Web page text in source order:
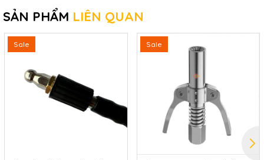
SẢN PHẨM LIÊN QUAN
Sale Sale